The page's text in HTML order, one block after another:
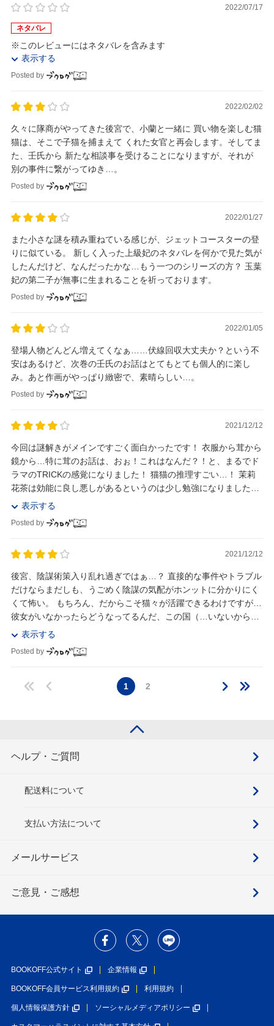
2022/07/17
ネタバレ
※このレビューにはネタバレを含みます
表示する
Posted by
2022/02/02
久々に隊商がやってきた後宮で、小蘭と一緒に 買い物を楽しむ猫
猫は、そこで子猫を捕まえて くれた女官と再会します。そしてま
た、壬氏から 新たな相談事を受けることになりますが、それが
別の事件に繋がってゆき…。
Posted by
2022/01/27
また小さな謎を積み重ねている感じが、ジェットコースターの登
りに似ている。 新しく入った上級妃のネタバレを何かで見た気が
したんだけど、なんだったかな…もう一つのシリーズの方？ 玉葉
妃の第二子が無事に生まれることを祈っております。
Posted by
2022/01/05
登場人物どんどん増えてくなぁ……伏線回収大丈夫か？という不
安はあるけど、次巻の壬氏のお話はとてもとても個人的に楽し
み。あと作画がやっぱり緻密で、素晴らしい…。
Posted by
2021/12/12
今回は謎解きがメインですごく面白かったです！ 衣服から茸から
鏡から…特に茸のお話は、おぉ！これはなんだ？！と、まるでド
ラマのTRICKの感覚になりました！ 猫猫の推理すごい…！ 茉莉
花茶は効能に良し悪しがあるというのは少し勉強になりました。
しかし、女性の人間関係って怖いですよね...
表示する
Posted by
2021/12/12
後宮、陰謀術策入り乱れ過ぎではぁ…？ 直接的な事件やトラブル
だけならまだしも、うごめく陰謀の気配がホンットに分かりにく
くて怖い。 もちろん、だからこそ猫々が活躍できるわけですが…
彼女がいなかったらどうなってるんだ、この国（…いないからダ
メになった国が歴史的にもあるんだろうなぁ）...
表示する
Posted by
1 2
ヘルプ・ご質問
配送料について
支払い方法について
メールサービス
ご意見・ご感想
BOOKOFF公式サイト 企業情報
BOOKOFF会員サービス利用規約 利用規約
個人情報保護方針 ソーシャルメディアポリシー